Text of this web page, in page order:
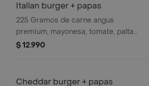
Italian burger + papas
225 Gramos de carne angus
premium, mayonesa, tomate, palta
hass. incluye porción de papas
$ 12.990
Cheddar burger + papas